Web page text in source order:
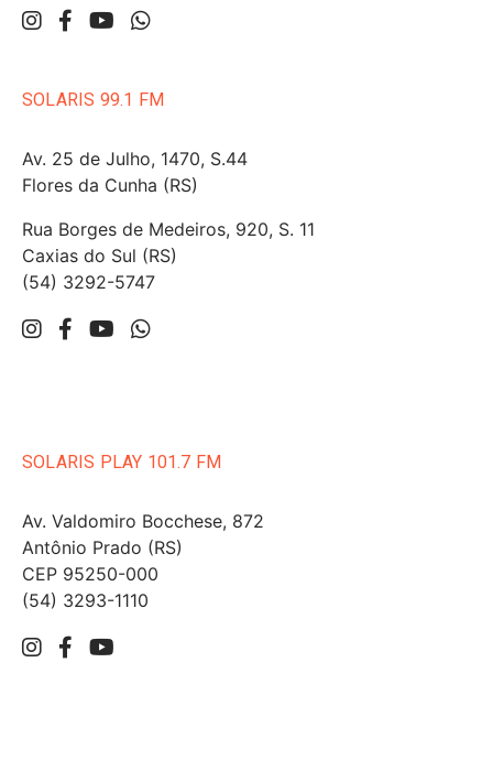
SOLARIS 99.1 FM
Av. 25 de Julho, 1470, S.44
Flores da Cunha (RS)
Rua Borges de Medeiros, 920, S. 11
Caxias do Sul (RS)
(54) 3292-5747
SOLARIS PLAY 101.7 FM
Av. Valdomiro Bocchese, 872
Antônio Prado (RS)
CEP 95250-000
(54) 3293-1110